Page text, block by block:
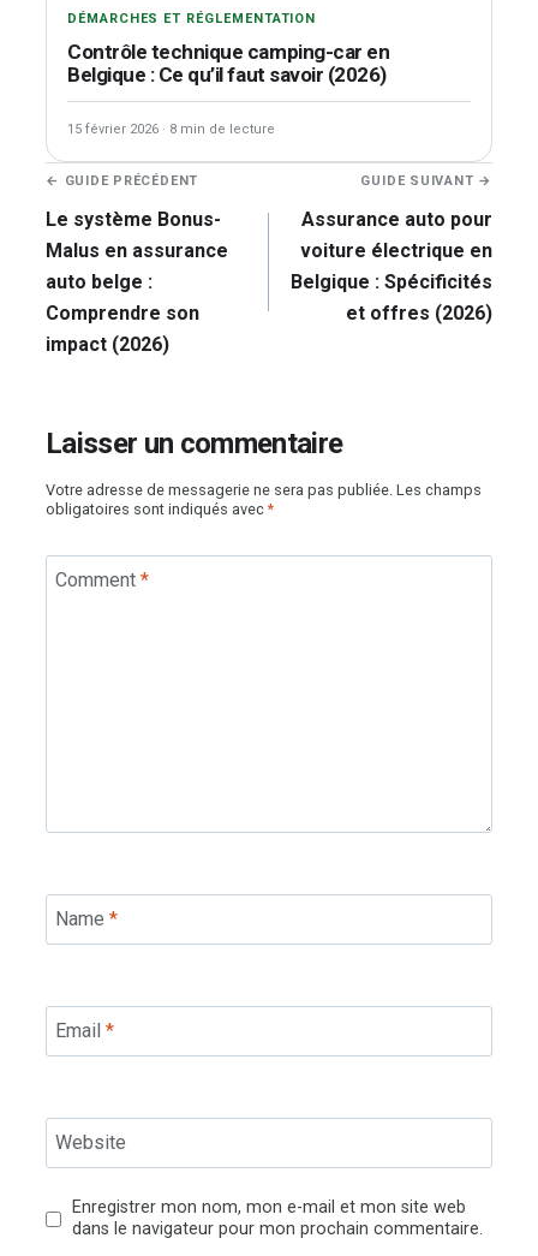
DÉMARCHES ET RÉGLEMENTATION
Contrôle technique camping-car en
Belgique : Ce qu’il faut savoir (2026)
15 février 2026 · 8 min de lecture
Navigation
de
l’article
← GUIDE PRÉCÉDENT
Le système Bonus-
Malus en assurance
auto belge :
Comprendre son
impact (2026)
GUIDE SUIVANT →
Assurance auto pour
voiture électrique en
Belgique : Spécificités
et offres (2026)
Laisser un commentaire
Votre adresse de messagerie ne sera pas publiée. Les champs
obligatoires sont indiqués avec*
Comment *
Name *
Email *
Website
Enregistrer mon nom, mon e-mail et mon site web
dans le navigateur pour mon prochain commentaire.